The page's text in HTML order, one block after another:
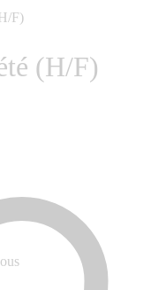
F)
(H/F)